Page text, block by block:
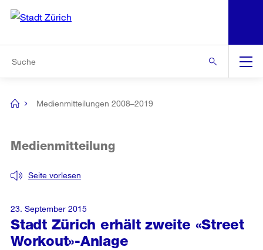
Navigation
[no
Medienmitteilungen 2008–2019
Stadt Zürich erhält zweite «Street
Workout»-Anlage
Seite vorlesen
Medienmitteilung
23. September 2015